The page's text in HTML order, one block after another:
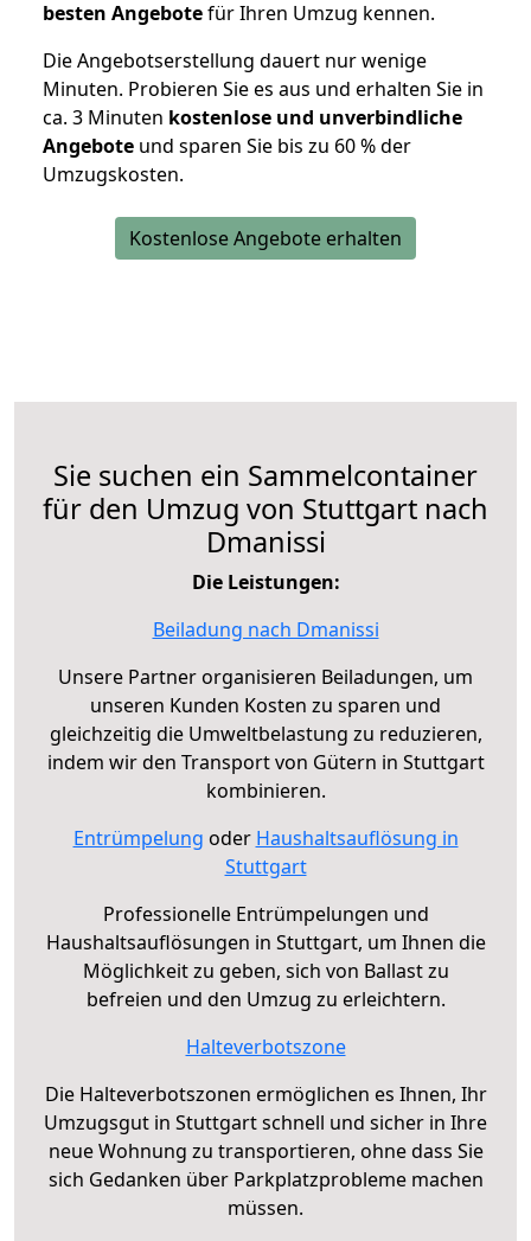
besten Angebotefür Ihren Umzug kennen.
Die Angebotserstellung dauert nur wenige
Minuten. Probieren Sie es aus und erhalten Sie in
ca. 3 Minuten kostenlose und unverbindliche
Angebote und sparen Sie bis zu 60 % der
Umzugskosten.
Kostenlose Angebote erhalten
Sie suchen ein Sammelcontainer
für den Umzug von Stuttgart nach
Dmanissi
Die Leistungen:
Beiladung nach Dmanissi
Unsere Partner organisieren Beiladungen, um
unseren Kunden Kosten zu sparen und
gleichzeitig die Umweltbelastung zu reduzieren,
indem wir den Transport von Gütern in Stuttgart
kombinieren.
Entrümpelung oder Haushaltsauflösung in
Stuttgart
Professionelle Entrümpelungen und
Haushaltsauflösungen in Stuttgart, um Ihnen die
Möglichkeit zu geben, sich von Ballast zu
befreien und den Umzug zu erleichtern.
Halteverbotszone
Die Halteverbotszonen ermöglichen es Ihnen, Ihr
Umzugsgut in Stuttgart schnell und sicher in Ihre
neue Wohnung zu transportieren, ohne dass Sie
sich Gedanken über Parkplatzprobleme machen
müssen.